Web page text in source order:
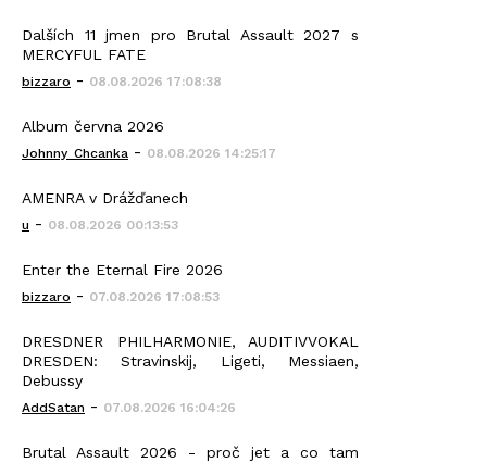
Dalších 11 jmen pro Brutal Assault 2027 s
MERCYFUL FATE
bizzaro - 08.08.2026 17:08:38
Album června 2026
Johnny_Chcanka - 08.08.2026 14:25:17
AMENRA v Drážďanech
u - 08.08.2026 00:13:53
Enter the Eternal Fire 2026
bizzaro - 07.08.2026 17:08:53
DRESDNER PHILHARMONIE, AUDITIVVOKAL
DRESDEN: Stravinskij, Ligeti, Messiaen,
Debussy
AddSatan - 07.08.2026 16:04:26
Brutal Assault 2026 - proč jet a co tam